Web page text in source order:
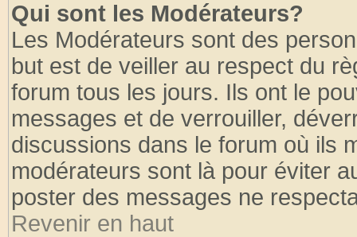
Qui sont les Modérateurs?
Les Modérateurs sont des
but est de veiller au respect du
forum tous les jours. Ils ont le
messages et de verrouiller,
discussions dans le forum où ils
modérateurs sont là pour éviter
poster des messages ne
Revenir en haut